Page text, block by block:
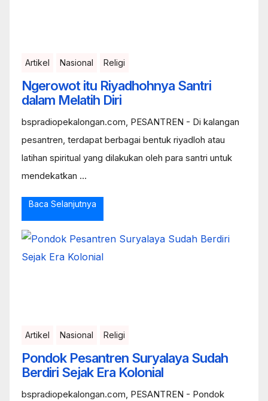
Artikel Nasional Religi
Ngerowot itu Riyadhohnya Santri
dalam Melatih Diri
bspradiopekalongan.com, PESANTREN - Di kalangan
pesantren, terdapat berbagai bentuk riyadloh atau
latihan spiritual yang dilakukan oleh para santri untuk
mendekatkan ...
Baca Selanjutnya
Artikel Nasional Religi
Pondok Pesantren Suryalaya Sudah
Berdiri Sejak Era Kolonial
bspradiopekalongan.com, PESANTREN - Pondok